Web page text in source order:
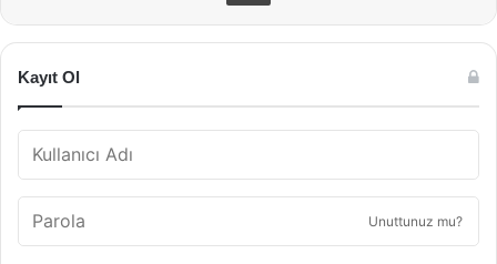
Kayıt Ol
Unuttunuz mu?